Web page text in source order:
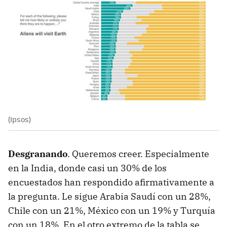
(Ipsos)
Desgranando. Queremos creer. Especialmente
en la India, donde casi un 30% de los
encuestados han respondido afirmativamente a
la pregunta. Le sigue Arabia Saudí con un 28%,
Chile con un 21%, México con un 19% y Turquía